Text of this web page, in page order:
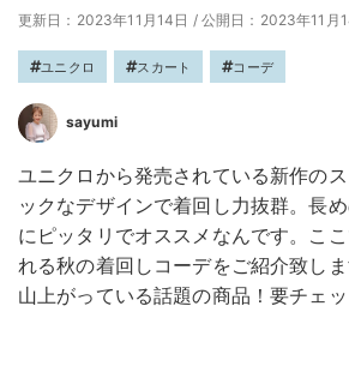
更新日：2023年11月14日 / 公開日：2023年11月
ユニクロ スカート コーデ
sayumi
ユニクロから発売されている新作の
ックなデザインで着回し力抜群。長
にピッタリでオススメなんです。こ
れる秋の着回しコーデをご紹介致し
山上がっている話題の商品！要チェッ